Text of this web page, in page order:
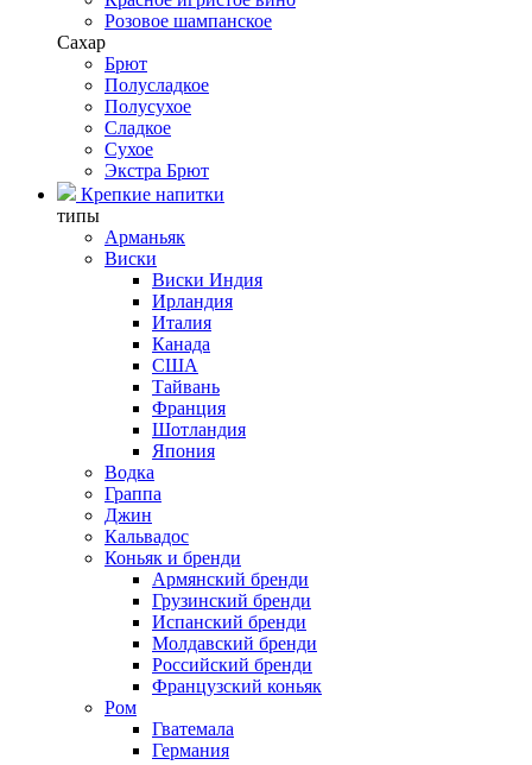
Розовое шампанское
Сахар
Брют
Полусладкое
Полусухое
Сладкое
Сухое
Экстра Брют
Крепкие напитки
типы
Арманьяк
Виски
Виски Индия
Ирландия
Италия
Канада
США
Тайвань
Франция
Шотландия
Япония
Водка
Граппа
Джин
Кальвадос
Коньяк и бренди
Армянский бренди
Грузинский бренди
Испанский бренди
Молдавский бренди
Российский бренди
Французский коньяк
Ром
Гватемала
Германия